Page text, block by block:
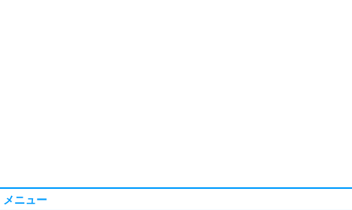
メニュー